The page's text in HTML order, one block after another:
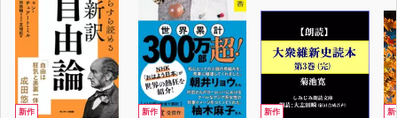
新作 新作 新作 新